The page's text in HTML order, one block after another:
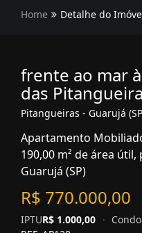
Home Detalhe do
frente ao mar
das
Pitangueiras - Guarujá
Apartamento
190,00 m² de área
Guarujá (SP)
R$ 770.000,00
IPTUR$ 1.000,00 ·